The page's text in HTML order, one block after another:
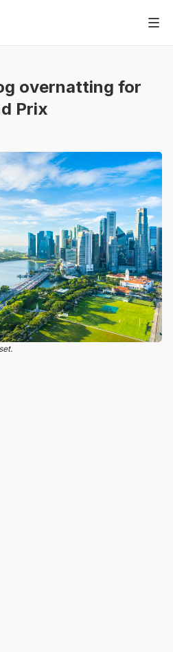
overnatting for
Prix